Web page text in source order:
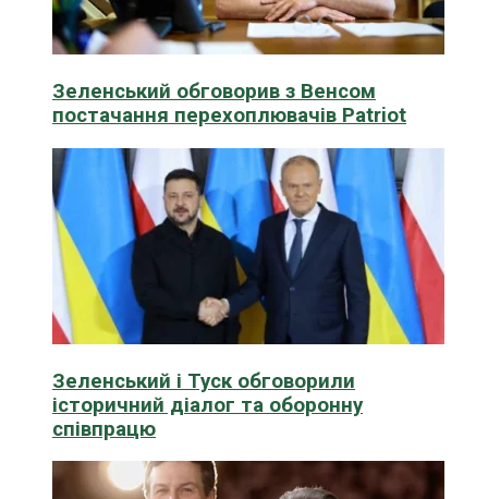
Зеленський обговорив з Венсом
постачання перехоплювачів Patriot
Зеленський і Туск обговорили
історичний діалог та оборонну
співпрацю